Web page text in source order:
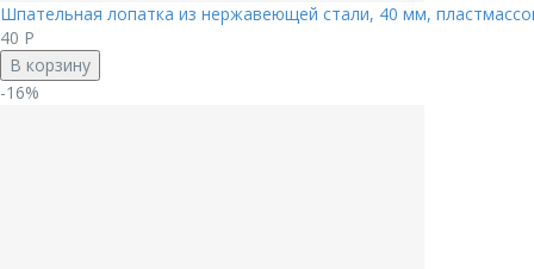
Шпательная лопатка из нержавеющей стали, 40 мм,
40 Р
В корзину
-16%